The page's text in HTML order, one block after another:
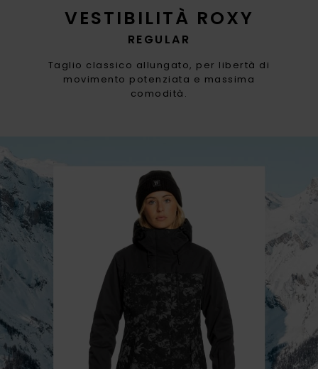
VESTIBILITÀ ROXY
REGULAR
Taglio classico allungato, per libertà di
movimento potenziata e massima
comodità.